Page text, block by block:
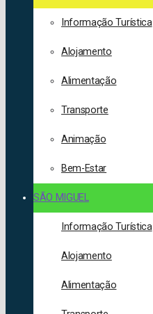
Informação Turística
Alojamento
Alimentação
Transporte
Animação
Bem-Estar
SÃO MIGUEL
Informação Turística
Alojamento
Alimentação